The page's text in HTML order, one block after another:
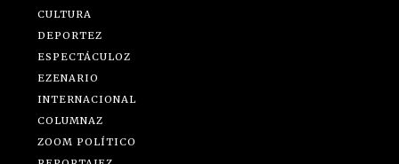
CULTURA
DEPORTEZ
ESPECTÁCULOZ
EZENARIO
INTERNACIONAL
COLUMNAZ
ZOOM POLÍTICO